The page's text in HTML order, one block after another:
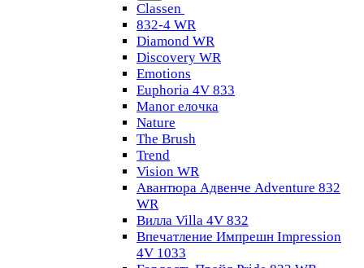
Classen
832-4 WR
Diamond WR
Discovery WR
Emotions
Euphoria 4V 833
Manor елочка
Nature
The Brush
Trend
Vision WR
Авантюра Адвенче Adventure 832
WR
Вилла Villa 4V 832
Впечатление Импрешн Impression
4V 1033